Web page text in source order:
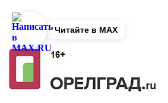
Читайте в MAX